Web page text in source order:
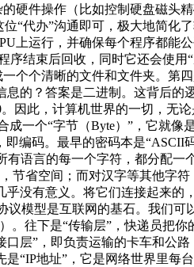
硬件操作（比如控制硬盘磁头
代办”沟通即可，极大地简化
上运行，并确保每个程序都能
结束后回收，同时它还会使
个个清晰的文件和文件夹。第
的？答案是二进制。这背后
因此，计算机世界的一切，无
一个“字节（Byte）”，它就像
编码。最早的密码本是
语言的每一个字符，都分配一
省空间；而对汉字等其他字
没有意义。将它们连接起来
模型是互联网的基石。我们
往下是“传输层”，快递员把
层”，即负责运输的卡车和公
“IP地址”，它是网络世界里